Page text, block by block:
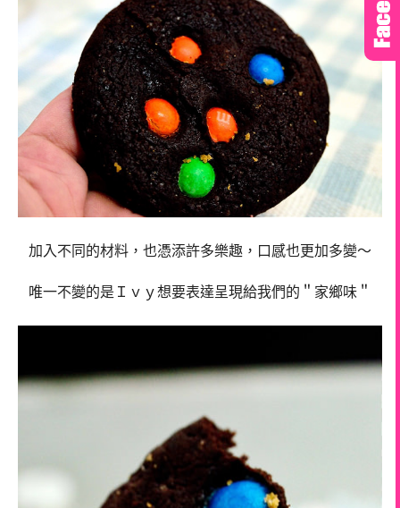
加入不同的材料，也憑添許多樂趣，口感也更加多變～
唯一不變的是Ｉｖｙ想要表達呈現給我們的＂家鄉味＂